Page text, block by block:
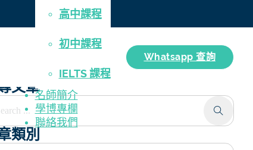
高中課程
初中課程
IELTS 課程
名師簡介
學博專欄
聯絡我們
Whatsapp 查詢
文章
...
類別